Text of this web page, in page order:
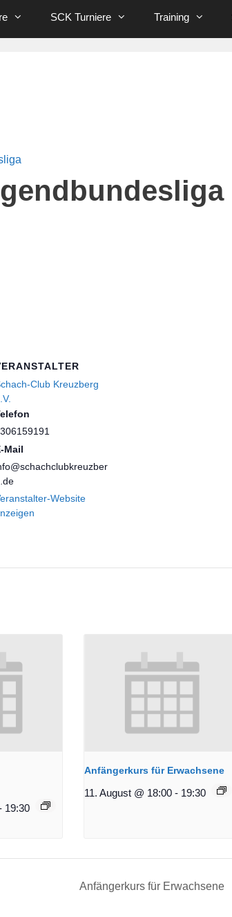
SCK Turniere Training
Club Kreuzberg
Mail
Website
19:30
Anfängerkurs für Erwachsene
11. August @ 18:00 - 19:30
Anfängerkurs für Erwachsene